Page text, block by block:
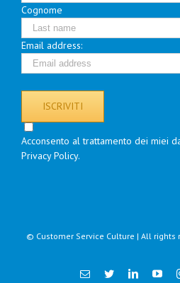
Cognome
Email address:
Acconsento al trattamento dei miei
Privacy Policy.
© Customer Service Culture | All rights
EmailTwitterLinkedin